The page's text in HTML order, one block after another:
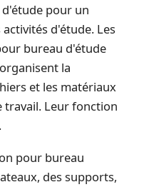
pour un
d'étude. Les
bureau d'étude
la
et les matériaux
travail. Leur fonction
pour bureau
des supports,